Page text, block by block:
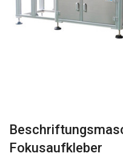
Fokusaufkleber